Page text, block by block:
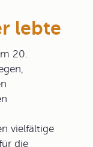
lebte
20.
vielfältige
die